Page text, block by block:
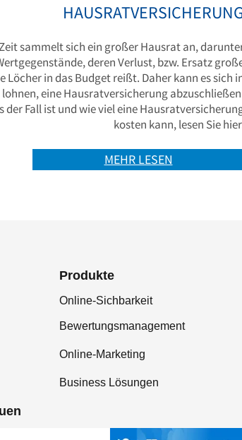
sammelt sich ein großer Hausrat an,
deren Verlust, bzw. Ersatz
Löcher in das Budget reißt. Daher kann es sich
lohnen, eine Hausratversicherung
der Fall ist und wie viel eine
kosten kann, lesen Sie
MEHR LESEN
Produkte
Online-Sichbarkeit
Bewertungsmanagement
Online-Marketing
Business Lösungen